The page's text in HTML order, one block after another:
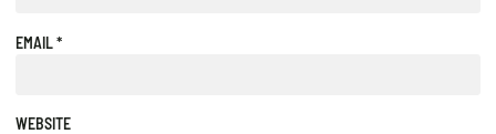
EMAIL*
WEBSITE